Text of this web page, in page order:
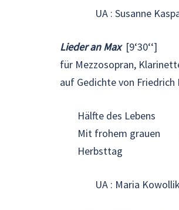
UA : Susanne
Lieder an Max [9‘30‘‘]
für Mezzosopran,
auf Gedichte von
Hälfte des Lebens
Mit frohem grauen
Herbsttag
UA : Maria